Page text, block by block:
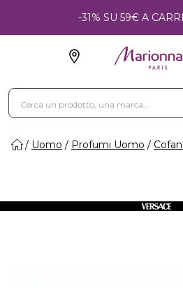
-31% SU 59€ A
Uomo Profumi Uomo